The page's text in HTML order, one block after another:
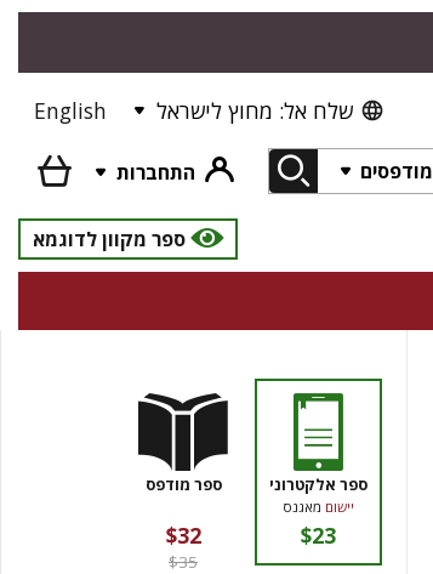
שלח אל: מחוץ לישראל English
מודפסים
התחברות
ספר מקוון לדוגמא
ספר אלקטרוני
יישום מאגנס
$23
ספר מודפס
$32
$35